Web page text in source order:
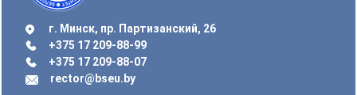
г. Минск, пр. Партизанский, 26
+375 17 209-88-99
+375 17 209-88-07
rector@bseu.by